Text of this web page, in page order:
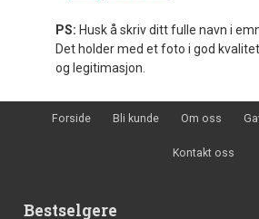
PS: Husk å skriv ditt fulle navn i
Det holder med et foto i god
og legitimasjon.
Forside Bli kunde Om oss
Kontakt oss
Bestselgere